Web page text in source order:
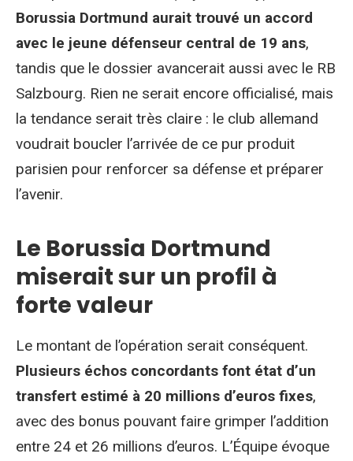
Borussia Dortmund aurait trouvé un accord
avec le jeune défenseur central de 19 ans,
tandis que le dossier avancerait aussi avec le RB
Salzbourg. Rien ne serait encore officialisé, mais
la tendance serait très claire : le club allemand
voudrait boucler l’arrivée de ce pur produit
parisien pour renforcer sa défense et préparer
l’avenir.
Le Borussia Dortmund
miserait sur un profil à
forte valeur
Le montant de l’opération serait conséquent.
Plusieurs échos concordants font état d’un
transfert estimé à 20 millions d’euros fixes,
avec des bonus pouvant faire grimper l’addition
entre 24 et 26 millions d’euros. L’Équipe évoque